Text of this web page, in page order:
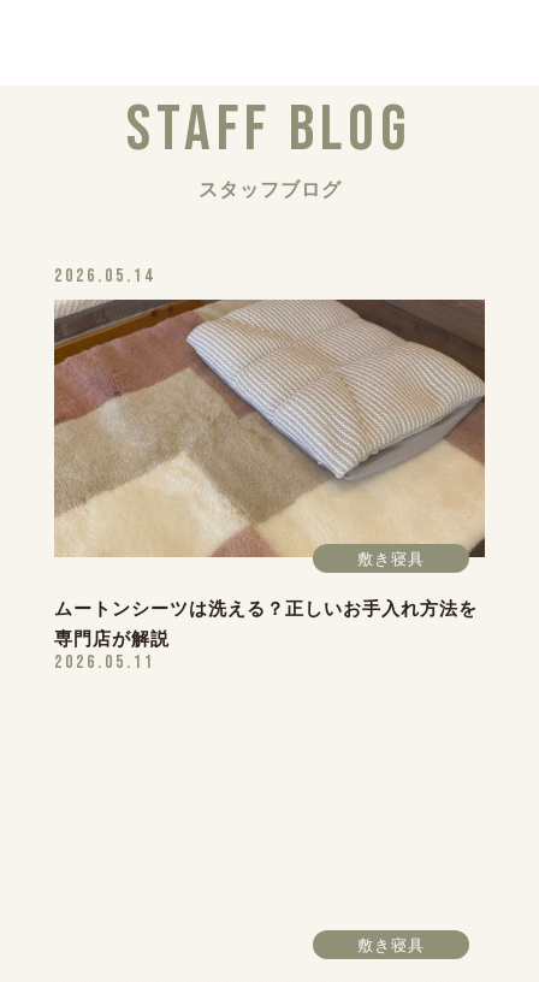
STAFF BLOG
スタッフブログ
2026.05.14
敷き寝具
ムートンシーツは洗える？正しいお手入れ方法を
専門店が解説
2026.05.11
敷き寝具